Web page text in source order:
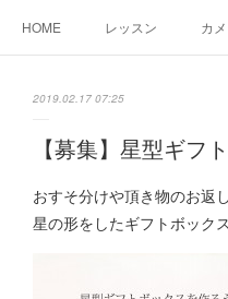
HOME レッスン カ
2019.02.17 07:25
【募集】星型ギフ
おすそ分けや頂き物のお返
星の形をしたギフトボック